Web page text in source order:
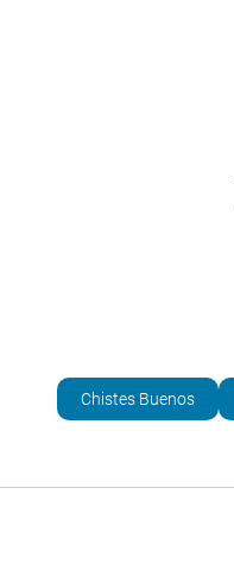
Chistes Buenos